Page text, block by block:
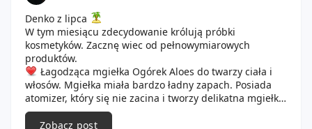
Denko z lipca
W tym miesiącu zdecydowanie królują próbki
kosmetyków. Zacznę wiec od pełnowymiarowych
produktów.
Łagodząca mgiełka Ogórek Aloes do twarzy ciała i
włosów. Mgiełka miała bardzo ładny zapach. Posiada
atomizer, który się nie zacina i tworzy delikatna mgiełkę.
Dobrze nawilża skore, do włosów również się świetnie
sprawdza.
Zobacz post